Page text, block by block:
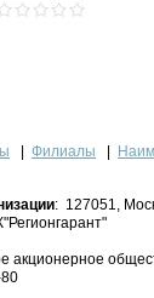
Филиалы
: 127051,
акционерное